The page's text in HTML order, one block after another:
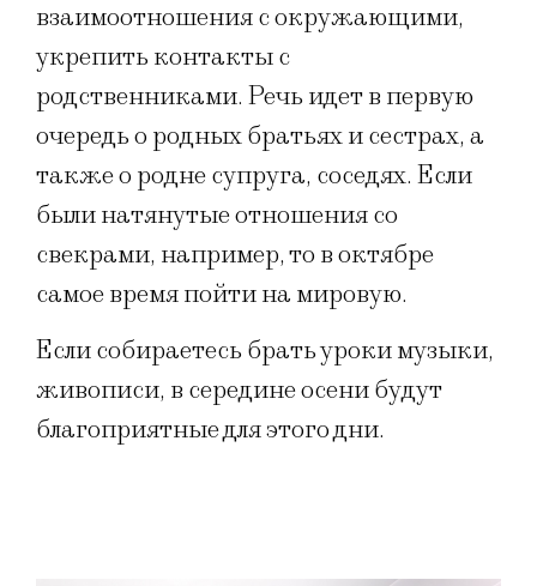
взаимоотношения с окружающими,
укрепить контакты с
родственниками. Речь идет в первую
очередь о родных братьях и сестрах, а
также о родне супруга, соседях. Если
были натянутые отношения со
свекрами, например, то в октябре
самое время пойти на мировую.
Если собираетесь брать уроки музыки,
живописи, в середине осени будут
благоприятные для этого дни.